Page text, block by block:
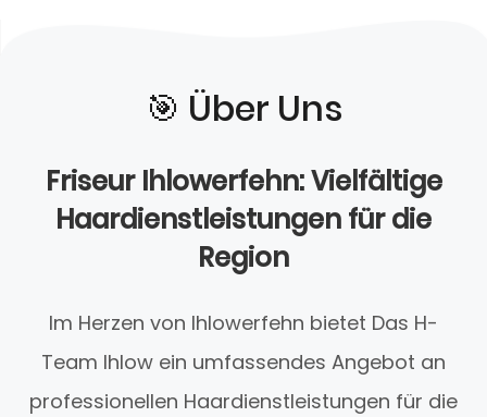
🎯️ Über Uns
Friseur Ihlowerfehn: Vielfältige
Haardienstleistungen für die
Region
Im Herzen von Ihlowerfehn bietet Das H-
Team Ihlow ein umfassendes Angebot an
professionellen Haardienstleistungen für die